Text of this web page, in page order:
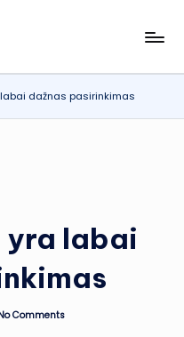
dažnas pasirinkimas
yra labai
Comments